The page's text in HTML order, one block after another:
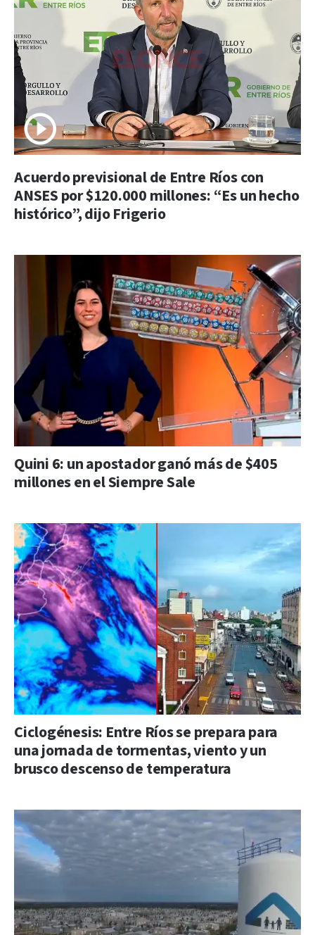
Acuerdo previsional de Entre Ríos con
ANSES por $120.000 millones: “Es un hecho
histórico”, dijo Frigerio
Quini 6: un apostador ganó más de $405
millones en el Siempre Sale
Ciclogénesis: Entre Ríos se prepara para
una jornada de tormentas, viento y un
brusco descenso de temperatura